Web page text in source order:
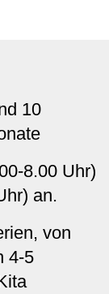
10
8.00 Uhr)
an.
von
4-5